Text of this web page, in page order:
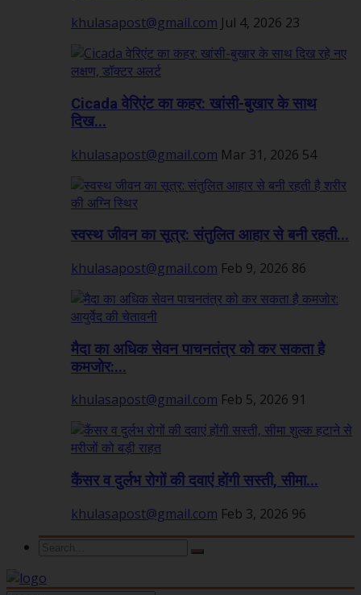
khulasapost@gmail.com Jul 4, 2026 23
Cicada वेरिएंट का कहर: खांसी-बुखार के साथ
दिख...
khulasapost@gmail.com Mar 31, 2026 54
स्वस्थ जीवन का सूत्र: संतुलित आहार से बनी रहती...
khulasapost@gmail.com Feb 9, 2026 86
मैदा का अधिक सेवन पाचनतंत्र को कर सकता है
कमजोर:...
khulasapost@gmail.com Feb 5, 2026 91
कैंसर व दुर्लभ रोगों की दवाएं होंगी सस्ती, सीमा...
khulasapost@gmail.com Feb 3, 2026 96